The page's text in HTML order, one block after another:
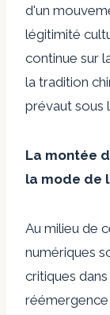
d'un
légitimité
continue sur
la tradition
prévaut sous
La montée
la mode de
Au milieu de
numériques
critiques